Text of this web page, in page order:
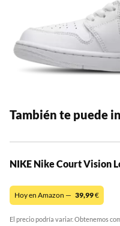
También te puede
NIKE Nike Court Vision
Hoy en Amazon — 39,99€
El precio podría variar. Obtenemos